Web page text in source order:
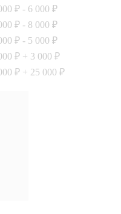
₽ - 6 000 ₽
₽ - 8 000 ₽
₽ - 5 000 ₽
₽ + 3 000 ₽
₽ + 25 000 ₽